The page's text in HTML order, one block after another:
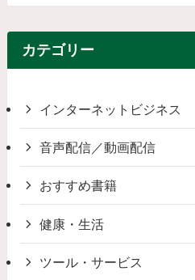
カテゴリー
インターネットビジネス
音声配信／動画配信
おすすめ書籍
健康・生活
ツール・サービス